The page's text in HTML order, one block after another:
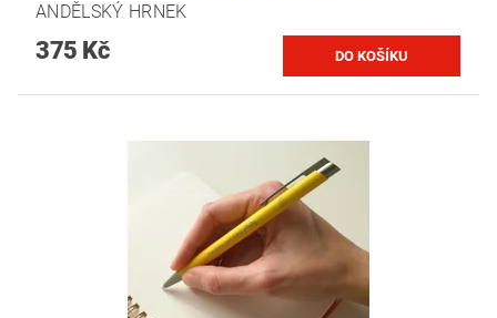
ANDĚLSKÝ HRNEK
375 Kč